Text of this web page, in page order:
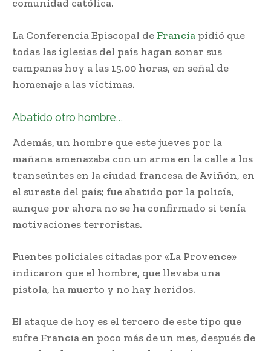
comunidad católica.
La Conferencia Episcopal de Francia pidió que
todas las iglesias del país hagan sonar sus
campanas hoy a las 15.00 horas, en señal de
homenaje a las víctimas.
Abatido otro hombre…
Además, un hombre que este jueves por la
mañana amenazaba con un arma en la calle a los
transeúntes en la ciudad francesa de Aviñón, en
el sureste del país; fue abatido por la policía,
aunque por ahora no se ha confirmado si tenía
motivaciones terroristas.
Fuentes policiales citadas por «La Provence»
indicaron que el hombre, que llevaba una
pistola, ha muerto y no hay heridos.
El ataque de hoy es el tercero de este tipo que
sufre Francia en poco más de un mes, después de